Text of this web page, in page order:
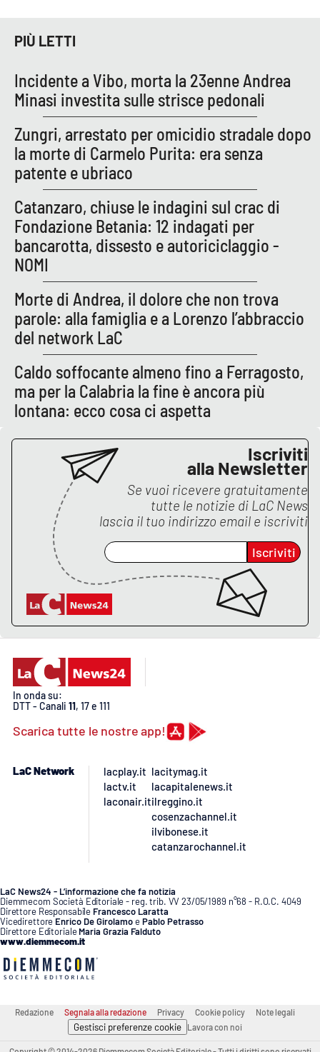
LaC OnAir
EDIZIONI
LOCALI
Catanzaro
Crotone
Vibo Valentia
Cosenza
PROGETTI
SPECIALI
Buona Sanità Calabria
CALABRIAVISIONE
Destinazioni
Food
LAC
NETWORK
Lacplay.it
Lactv.it
Ilreggino.it
Cosenzachannel.it
Catanzarochannel.it
PIÙ LETTI
Incidente a Vibo, morta la 23enne Andrea
Minasi investita sulle strisce pedonali
Zungri, arrestato per omicidio stradale dopo
la morte di Carmelo Purita: era senza
patente e ubriaco
Catanzaro, chiuse le indagini sul crac di
Fondazione Betania: 12 indagati per
bancarotta, dissesto e autoriciclaggio -
NOMI
Morte di Andrea, il dolore che non trova
parole: alla famiglia e a Lorenzo l’abbraccio
del network LaC
Caldo soffocante almeno fino a Ferragosto,
ma per la Calabria la fine è ancora più
lontana: ecco cosa ci aspetta
Iscriviti
alla Newsletter
Se vuoi ricevere gratuitamente
tutte le notizie di LaC News
lascia il tuo indirizzo email e iscriviti
Iscriviti
In onda su:
DTT - Canali 11, 17 e 111
Scarica tutte le nostre app!
LaC Network
lacplay.it
lactv.it
laconair.it
lacitymag.it
lacapitalenews.it
ilreggino.it
cosenzachannel.it
ilvibonese.it
catanzarochannel.it
LaC News24 - L’informazione che fa notizia
Diemmecom Società Editoriale - reg. trib. VV 23/05/1989 n°68 - R.O.C. 4049
Direttore Responsabile Francesco Laratta
Vicedirettore Enrico De GirolamoePablo Petrasso
Direttore Editoriale Maria Grazia Falduto
www.diemmecom.it
Redazione Segnala alla redazione Privacy Cookie policy Note legali
Gestisci preferenze cookie Lavora con noi